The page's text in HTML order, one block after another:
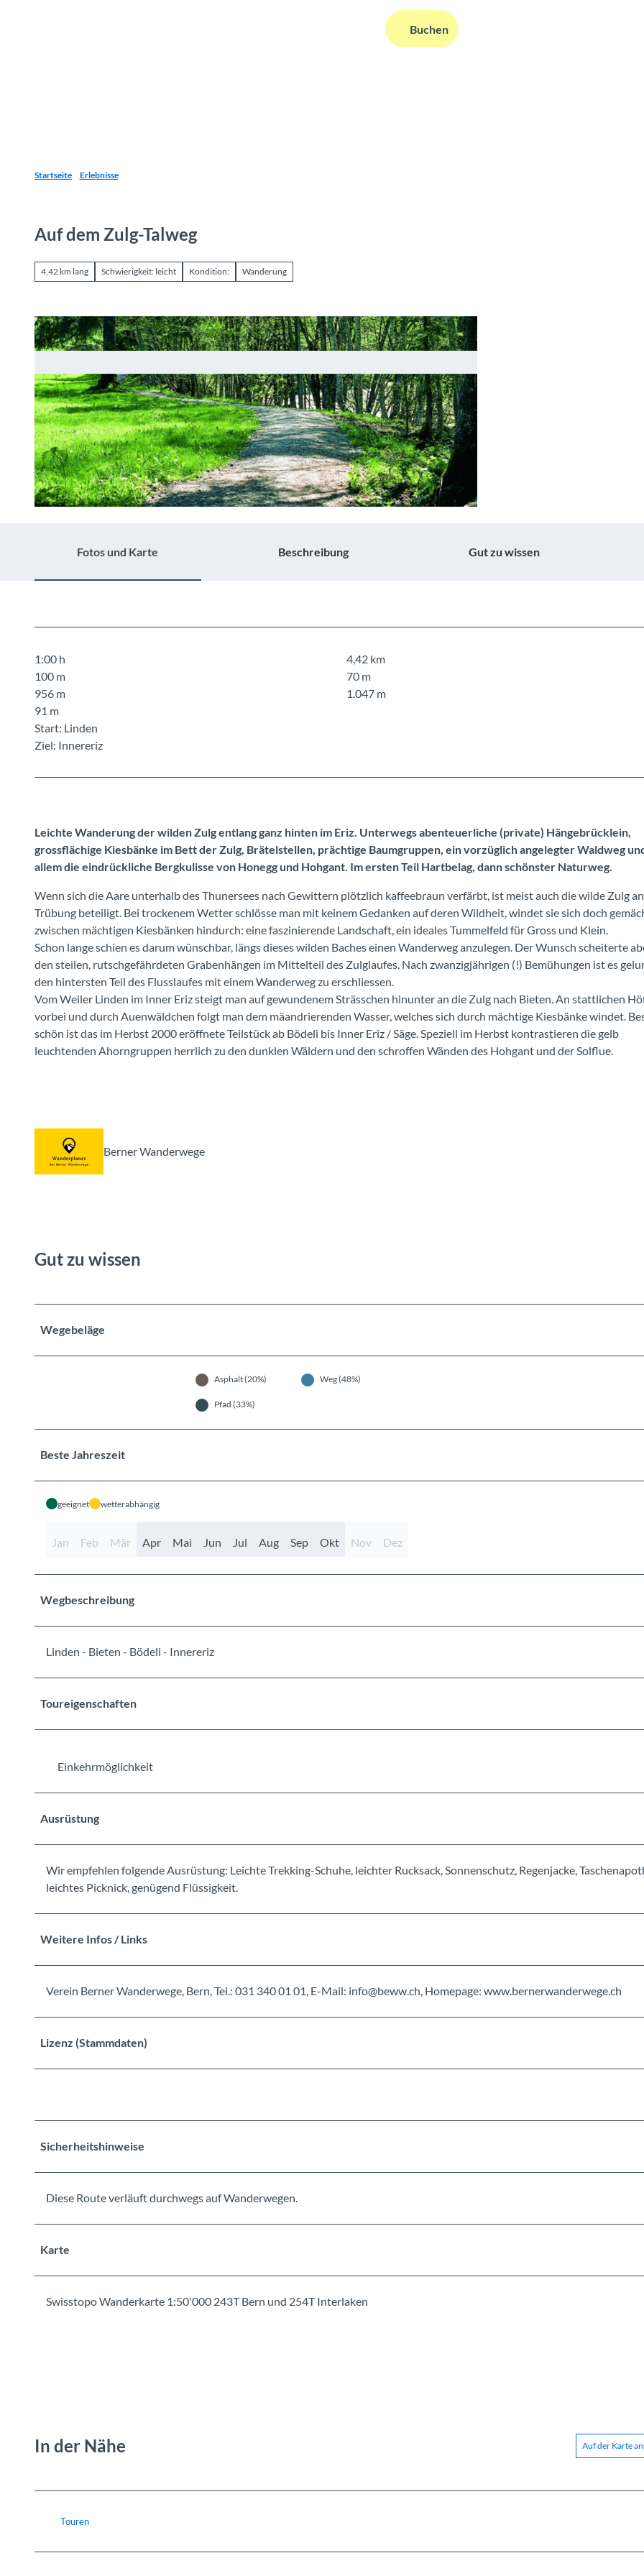
Informationen
Suche Buchen
Startseite Erlebnisse
Auf dem Zulg-Talweg
4,42 km lang Schwierigkeit: leicht Kondition: Wanderung
Fotos und Karte Beschreibung Gut zu wissen
1:00 h
4,42 km
100 m
70 m
956 m
1.047 m
91 m
Start: Linden
Ziel: Innereriz
Leichte Wanderung der wilden Zulg entlang ganz hinten im Eriz. Unterwegs abenteuerliche (private) Hängebrücklein,
grossflächige Kiesbänke im Bett der Zulg, Brätelstellen, prächtige Baumgruppen, ein vorzüglich angelegter Waldweg
allem die eindrückliche Bergkulisse von Honegg und Hohgant. Im ersten Teil Hartbelag, dann schönster Naturweg.
Wenn sich die Aare unterhalb des Thunersees nach Gewittern plötzlich kaffeebraun verfärbt, ist meist auch die wilde Zulg
Trübung beteiligt. Bei trockenem Wetter schlösse man mit keinem Gedanken auf deren Wildheit, windet sie sich doch
zwischen mächtigen Kiesbänken hindurch: eine faszinierende Landschaft, ein ideales Tummelfeld für Gross und Klein.
Schon lange schien es darum wünschbar, längs dieses wilden Baches einen Wanderweg anzulegen. Der Wunsch scheiterte
den steilen, rutschgefährdeten Grabenhängen im Mittelteil des Zulglaufes. Nach zwanzigjährigen (!) Bemühungen ist es
den hintersten Teil des Flusslaufes mit einem Wanderweg zu erschliessen.
Vom Weiler Linden im Inner Eriz steigt man auf gewundenem Strässchen hinunter an die Zulg nach Bieten. An stattlichen
vorbei und durch Auenwäldchen folgt man dem mäandrierenden Wasser, welches sich durch mächtige Kiesbänke windet.
schön ist das im Herbst 2000 eröffnete Teilstück ab Bödeli bis Inner Eriz / Säge. Speziell im Herbst kontrastieren die gelb
leuchtenden Ahorngruppen herrlich zu den dunklen Wäldern und den schroffen Wänden des Hohgant und der Solflue.
Berner Wanderwege
Gut zu wissen
Wegebeläge
Asphalt (20%) Weg (48%)
Pfad (33%)
Beste Jahreszeit
geeignet wetterabhängig
Jan Feb Mär Apr Mai Jun Jul Aug Sep Okt Nov Dez
Wegbeschreibung
Linden - Bieten - Bödeli - Innereriz
Toureigenschaften
Einkehrmöglichkeit
Ausrüstung
Wir empfehlen folgende Ausrüstung: Leichte Trekking-Schuhe, leichter Rucksack, Sonnenschutz, Regenjacke,
leichtes Picknick, genügend Flüssigkeit.
Weitere Infos / Links
Verein Berner Wanderwege, Bern, Tel.: 031 340 01 01, E-Mail: info@beww.ch, Homepage: www.bernerwanderwege.ch
Lizenz (Stammdaten)
Sicherheitshinweise
Diese Route verläuft durchwegs auf Wanderwegen.
Karte
Swisstopo Wanderkarte 1:50'000 243T Bern und 254T Interlaken
In der Nähe Auf der Karte
Touren